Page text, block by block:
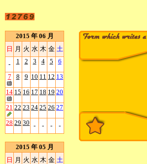
2015 年 06 月
日 月 火 水 木 金 土
- 1 2 3 4 5 6
7 8 9 10 11 12 13
14 15 16 17 18 19 20
21 22 23 24 25 26 27
28 29 30 - - - -
2015 年 05 月
日 月 火 水 木 金 土